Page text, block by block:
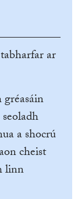
ar
a shocrú
cheist
linn